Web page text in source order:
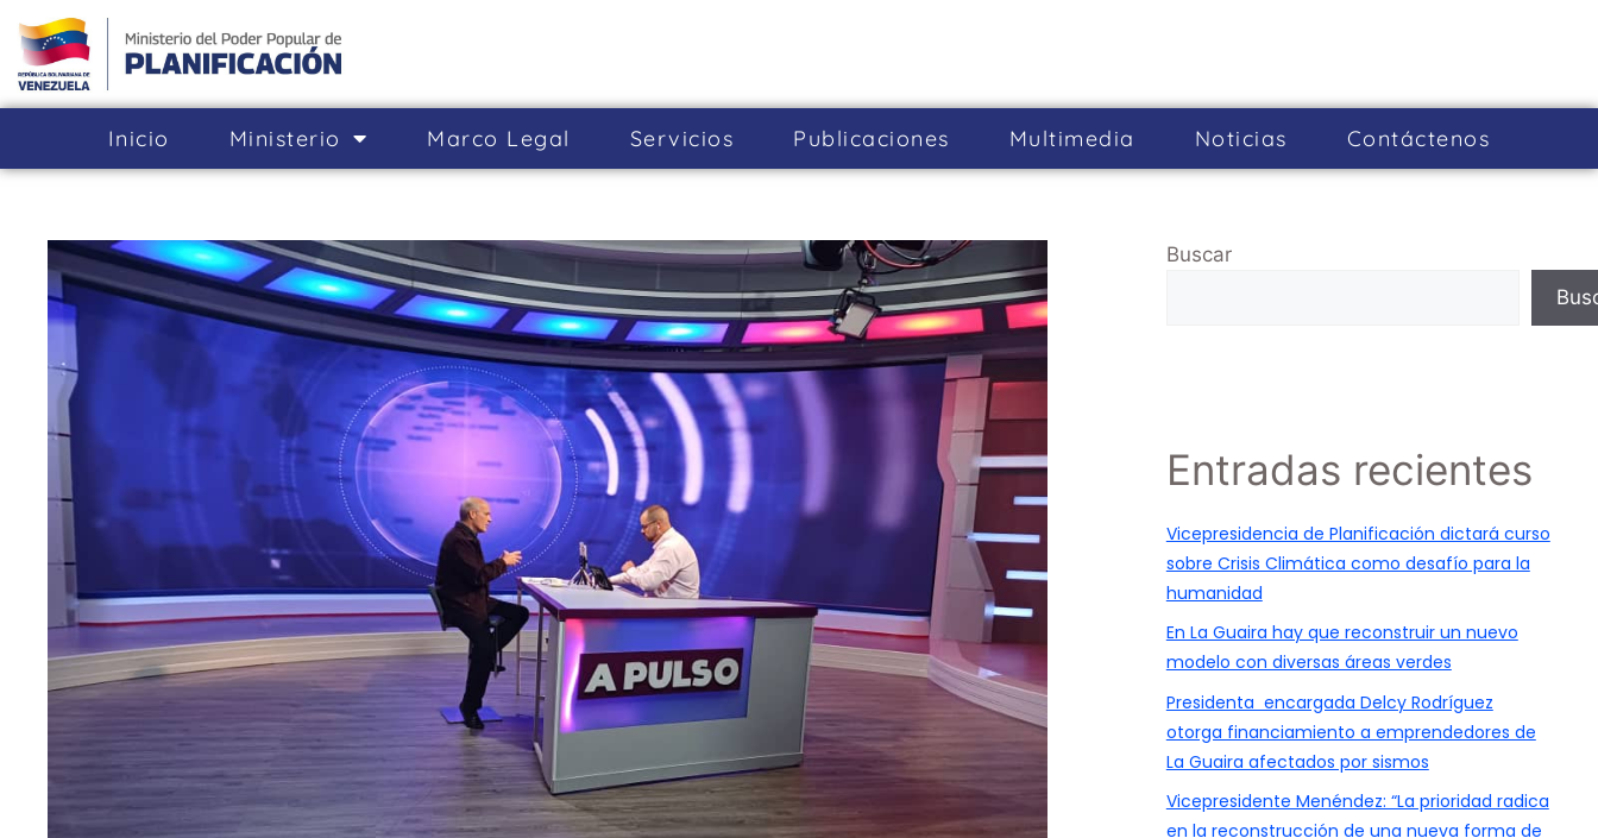
Inicio Ministerio Marco Legal Servicios Publicaciones Multimedia Noticias Cont­áctenos
Buscar
Entradas recientes
Vicepresidencia de Planificación dictará curso
sobre Crisis Climática como desafío para la
humanidad
En La Guaira hay que reconstruir un nuevo
modelo con diversas áreas verdes
Presidenta encargada Delcy Rodríguez
otorga financiamiento a emprendedores de
La Guaira afectados por sismos
Vicepresidente Menéndez: “La prioridad radica
en la reconstrucción de una nueva forma de